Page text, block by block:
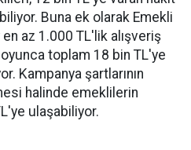
Buna ek olarak Emekli
az 1.000 TL'lik alışveriş
toplam 18 bin TL'ye
Kampanya şartlarının
halinde emeklilerin
ulaşabiliyor.